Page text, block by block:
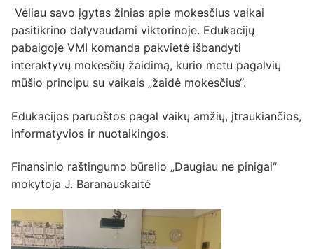
Vėliau savo įgytas žinias apie mokesčius vaikai
pasitikrino dalyvaudami viktorinoje. Edukacijų
pabaigoje VMI komanda pakvietė išbandyti
interaktyvų mokesčių žaidimą, kurio metu pagalvių
mūšio principu su vaikais „žaidė mokesčius“.
Edukacijos paruoštos pagal vaikų amžių, įtraukiančios,
informatyvios ir nuotaikingos.
Finansinio raštingumo būrelio „Daugiau ne pinigai“
mokytoja J. Baranauskaitė